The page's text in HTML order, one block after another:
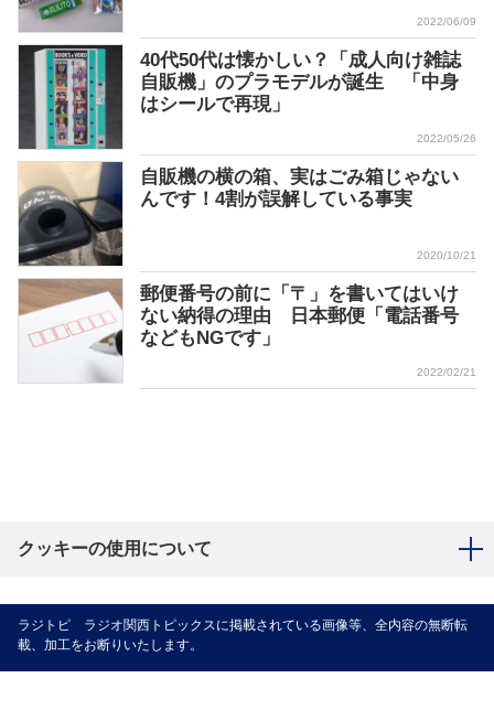
2022/06/09
40代50代は懐かしい？「成人向け雑誌
自販機」のプラモデルが誕生 「中身
はシールで再現」
2022/05/26
自販機の横の箱、実はごみ箱じゃない
んです！4割が誤解している事実
2020/10/21
郵便番号の前に「〒」を書いてはいけ
ない納得の理由 日本郵便「電話番号
などもNGです」
2022/02/21
クッキーの使用について
ラジトピ ラジオ関西トピックスに掲載されている画像等、全内容の無断転
載、加工をお断りいたします。